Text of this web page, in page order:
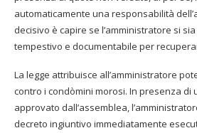
automaticamente una responsabilità
decisivo è capire se l’amministratore si
tempestivo e documentabile per
La legge attribuisce all’amministratore
contro i condòmini morosi. In presenza di
approvato dall’assemblea,
decreto ingiuntivo immediatamente